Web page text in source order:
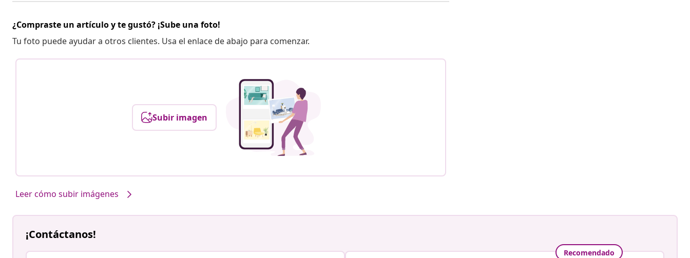
¿Compraste un artículo y te gustó? ¡Sube una foto!
Tu foto puede ayudar a otros clientes. Usa el enlace de abajo para comenzar.
Subir imagen
Leer cómo subir imágenes
¡Contáctanos!
Recomendado